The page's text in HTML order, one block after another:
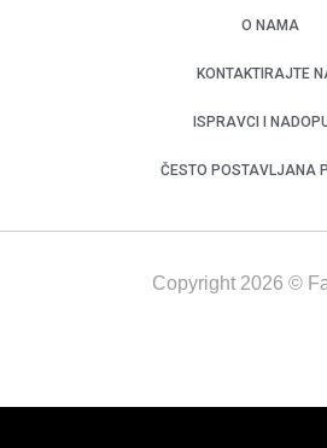
O NAMA
KONTAKTIRAJTE
ISPRAVCI I
ČESTO POSTAVLJANA
Copyright 2026 ©